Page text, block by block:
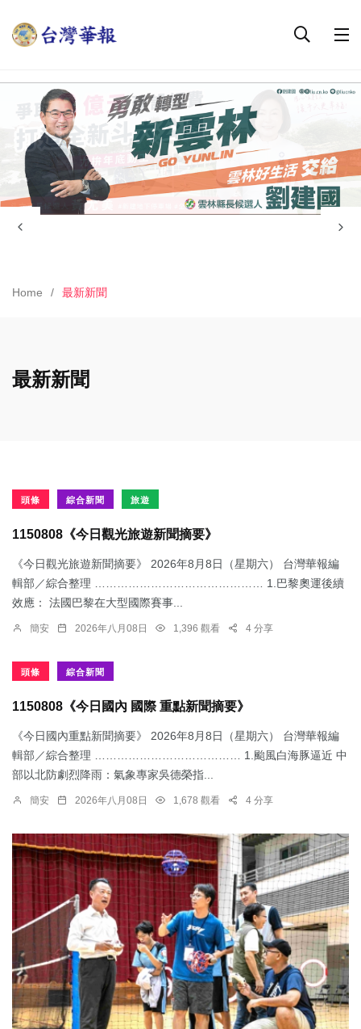
Home 最新新聞
最新新聞
頭條 綜合新聞 旅遊
1150808《今日觀光旅遊新聞摘要》
《今日觀光旅遊新聞摘要》 2026年8月8日（星期六） 台灣華報編
輯部／綜合整理 ……………………………………… 1.​巴黎奧運後續
效應： 法國巴黎在大型國際賽事...
簡安 2026年八月08日 1,396 觀看 4 分享
頭條 綜合新聞
1150808《今日國內 國際 重點新聞摘要》
《今日國內重點新聞摘要》 2026年8月8日（星期六） 台灣華報編
輯部／綜合整理 ………………………………… 1.颱風白海豚逼近 中
部以北防劇烈降雨：​氣象專家吳德榮指...
簡安 2026年八月08日 1,678 觀看 4 分享